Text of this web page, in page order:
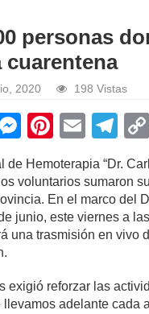
personas
2020 198 Vistas
W
h
M
e
ss
e
n
er
Pi
er
e
st
E
m
ail
T
el
e
gr
a
de Hemoterapia “Dr.
voluntarios sumaron
En el marco del
junio, este viernes a
una trasmisión en vivo
exigió reforzar las
adelante cada